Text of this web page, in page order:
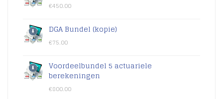
€450.00
DGA Bundel (kopie)
€75.00
Voordeelbundel 5 actuariele
berekeningen
€800.00